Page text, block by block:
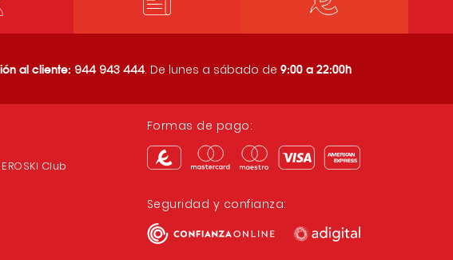
al cliente: 944 943 444. De lunes a sábado de 9:00 a 22:00h
Club
Formas de pago:
Seguridad y confianza: